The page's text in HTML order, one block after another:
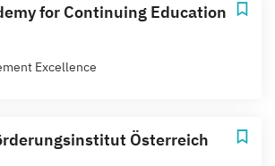
for Continuing Education
Excellence
Österreich